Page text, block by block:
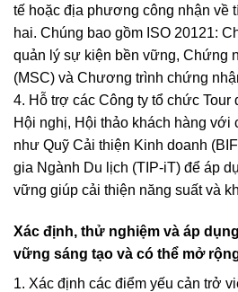
tế hoặc địa phương công nhận về
hai. Chúng bao gồm ISO 20121:
quản lý sự kiện bền vững, Chứng
(MSC) và Chương trình chứng
4. Hỗ trợ các Công ty tổ chức Tour
Hội nghị, Hội thảo khách hàng với
như Quỹ Cải thiện Kinh doanh
gia Ngành Du lịch (TIP-iT) để áp
vững giúp cải thiện năng suất và
Xác định, thử nghiệm và áp
vững sáng tạo và có thể mở
1. Xác định các điểm yếu cản trở